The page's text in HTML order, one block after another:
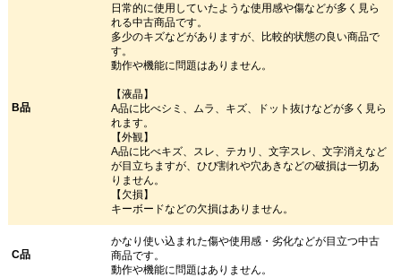
B品
日常的に使用していたような使用感や傷などが多く見ら
れる中古商品です。
多少のキズなどがありますが、比較的状態の良い商品で
す。
動作や機能に問題はありません。
【液晶】
A品に比べシミ、ムラ、キズ、ドット抜けなどが多く見ら
れます。
【外観】
A品に比べキズ、スレ、テカリ、文字スレ、文字消えなど
が目立ちますが、ひび割れや穴あきなどの破損は一切あ
りません。
【欠損】
キーボードなどの欠損はありません。
C品
かなり使い込まれた傷や使用感・劣化などが目立つ中古
商品です。
動作や機能に問題はありません。